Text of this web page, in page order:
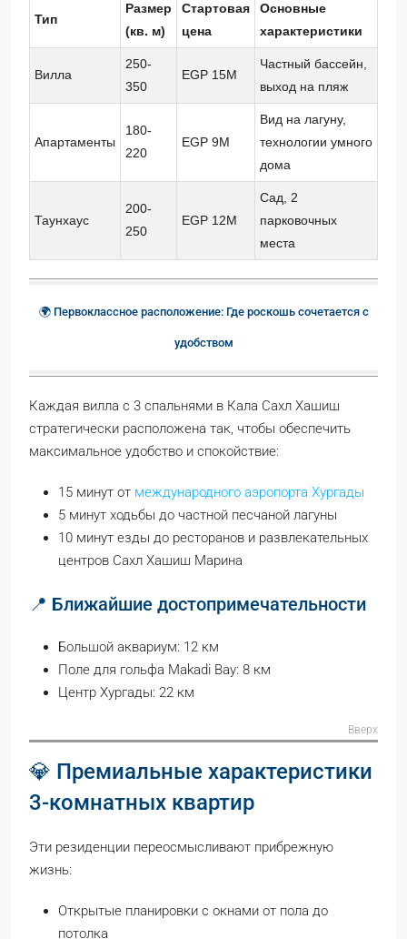
Тип
Размер
(кв. м)
Стартовая
цена
Основные
характеристики
Вилла
250-
350
EGP 15M
Частный бассейн,
выход на пляж
Апартаменты
180-
220
EGP 9M
Вид на лагуну,
технологии умного
дома
Таунхаус
200-
250
EGP 12M
Сад, 2
парковочных
места
🌍 Первоклассное расположение: Где роскошь сочетается с
удобством
Каждая вилла с 3 спальнями в Кала Сахл Хашиш
стратегически расположена так, чтобы обеспечить
максимальное удобство и спокойствие:
15 минут от международного аэропорта Хургады
5 минут ходьбы до частной песчаной лагуны
10 минут езды до ресторанов и развлекательных
центров Сахл Хашиш Марина
📍 Ближайшие достопримечательности
Большой аквариум: 12 км
Поле для гольфа Makadi Bay: 8 км
Центр Хургады: 22 км
Вверх
💎 Премиальные характеристики
3-комнатных квартир
Эти резиденции переосмысливают прибрежную
жизнь:
Открытые планировки с окнами от пола до
потолка